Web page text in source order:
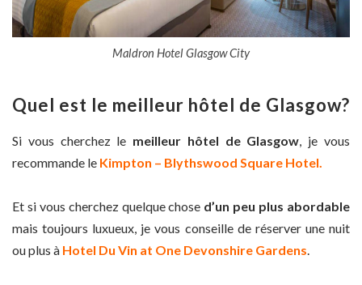
Maldron Hotel Glasgow City
Quel est le meilleur hôtel de Glasgow?
Si vous cherchez le meilleur hôtel de Glasgow , je vous
recommande le Kimpton – Blythswood Square Hotel.
Et si vous cherchez quelque chose d’un peu plus abordable
mais toujours luxueux, je vous conseille de réserver une nuit
ou plus à Hotel Du Vin at One Devonshire Gardens.